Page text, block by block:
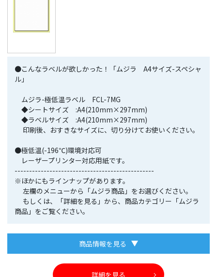
●こんなラベルが欲しかった！「ムジラ A4サイズ-スペシャ
ル」
ムジラ-極低温ラベル FCL-7MG
◆シートサイズ :A4(210mm×297mm)
◆ラベルサイズ :A4(210mm×297mm)
印刷後、おすきなサイズに、切り分けてお使いください。
●極低温(-196℃)環境対応可
レーザープリンター対応用紙です。
------------------------------------------------
※ほかにもラインナップがあります。
左欄のメニューから「ムジラ商品」をお選びください。
もしくは、「詳細を見る」から、商品カテゴリー「ムジラ
商品」をご覧ください。
商品情報を見る
詳細を見る